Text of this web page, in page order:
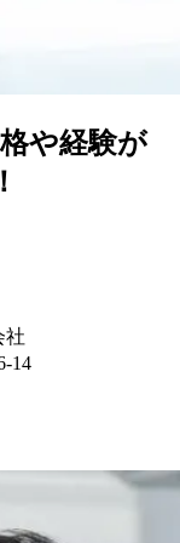
や経験が
社
14